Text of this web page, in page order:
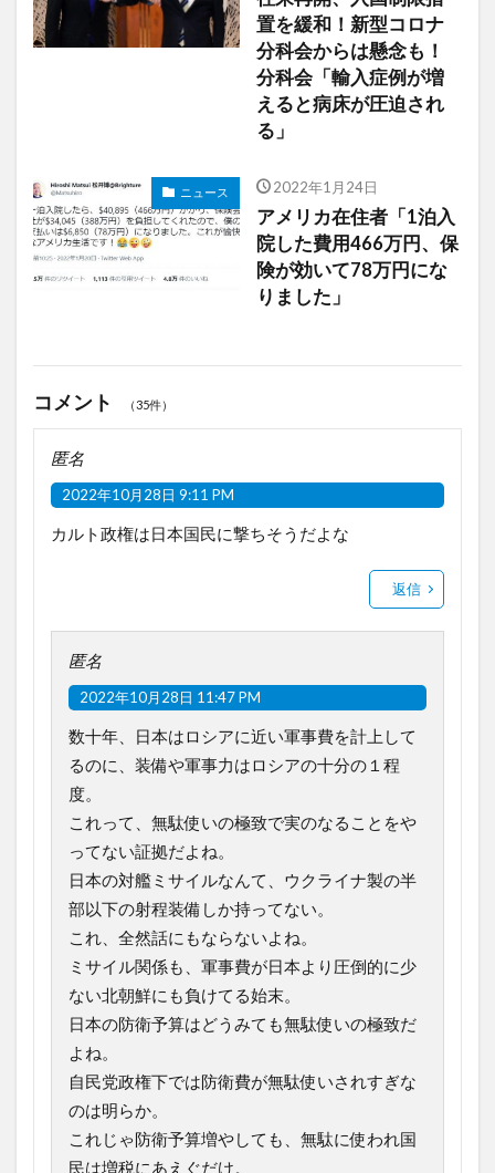
置を緩和！新型コロナ
分科会からは懸念も！
分科会「輸入症例が増
えると病床が圧迫され
る」
ニュース 2022年1月24日
アメリカ在住者「1泊入
院した費用466万円、保
険が効いて78万円にな
りました」
コメント （35件）
匿名
2022年10月28日 9:11 PM
カルト政権は日本国民に撃ちそうだよな
返信
匿名
2022年10月28日 11:47 PM
数十年、日本はロシアに近い軍事費を計上して
るのに、装備や軍事力はロシアの十分の１程
度。
これって、無駄使いの極致で実のなることをや
ってない証拠だよね。
日本の対艦ミサイルなんて、ウクライナ製の半
部以下の射程装備しか持ってない。
これ、全然話にもならないよね。
ミサイル関係も、軍事費が日本より圧倒的に少
ない北朝鮮にも負けてる始末。
日本の防衛予算はどうみても無駄使いの極致だ
よね。
自民党政権下では防衛費が無駄使いされすぎな
のは明らか。
これじゃ防衛予算増やしても、無駄に使われ国
民は増税にあえぐだけ。